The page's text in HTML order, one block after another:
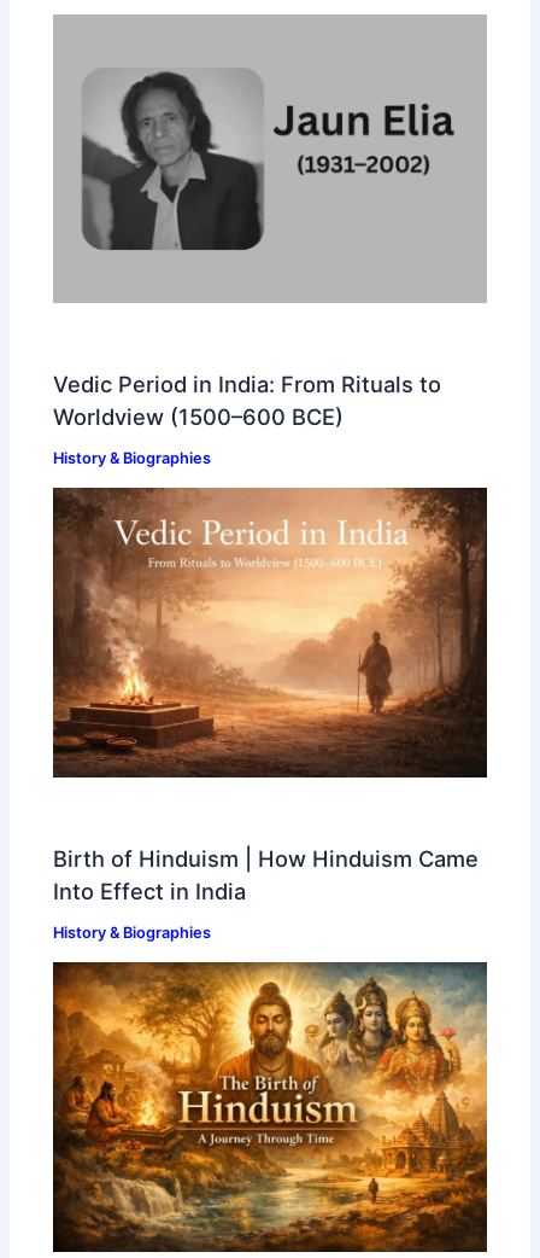
Vedic Period in India: From Rituals to
Worldview (1500–600 BCE)
History & Biographies
Birth of Hinduism | How Hinduism Came
Into Effect in India
History & Biographies